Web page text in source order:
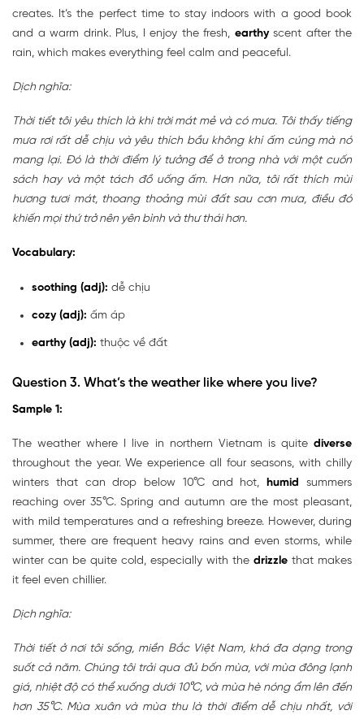
creates. It’s the perfect time to stay indoors with a good book
and a warm drink. Plus, I enjoy the fresh, earthyscent after the
rain, which makes everything feel calm and peaceful.
Dịch nghĩa:
Thời tiết tôi yêu thích là khi trời mát mẻ và có mưa. Tôi thấy tiếng
mưa rơi rất dễ chịu và yêu thích bầu không khí ấm cúng mà nó
mang lại. Đó là thời điểm lý tưởng để ở trong nhà với một cuốn
sách hay và một tách đồ uống ấm. Hơn nữa, tôi rất thích mùi
hương tươi mát, thoang thoảng mùi đất sau cơn mưa, điều đó
khiến mọi thứ trở nên yên bình và thư thái hơn.
Vocabulary:
soothing (adj): dễ chịu
cozy (adj): ấm áp
earthy (adj): thuộc về đất
Question 3. What’s the weather like where you live?
Sample 1:
The weather where I live in northern Vietnam is quite diverse
throughout the year. We experience all four seasons, with chilly
winters that can drop below 10°C and hot,
humidsummers
reaching over 35°C. Spring and autumn are the most pleasant,
with mild temperatures and a refreshing breeze. However, during
summer, there are frequent heavy rains and even storms, while
winter can be quite cold, especially with the drizzle that makes
it feel even chillier.
Dịch nghĩa:
Thời tiết ở nơi tôi sống, miền Bắc Việt Nam, khá đa dạng trong
suốt cả năm. Chúng tôi trải qua đủ bốn mùa, với mùa đông lạnh
giá, nhiệt độ có thể xuống dưới 10°C, và mùa hè nóng ẩm lên đến
hơn 35°C. Mùa xuân và mùa thu là thời điểm dễ chịu nhất, với